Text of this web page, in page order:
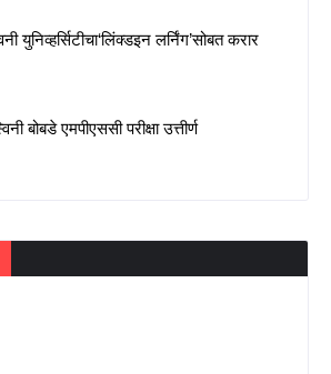
युनिव्हर्सिटीचा‘लिंक्डइन लर्निंग’सोबत करार
बोबडे एमपीएससी परीक्षा उत्तीर्ण